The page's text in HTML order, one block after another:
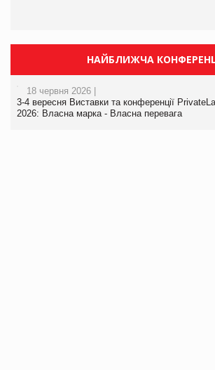
НАЙБЛИЖЧА
18 червня 2026 |
3-4 вересня Виставки та конференції
2026: Власна марка - Власна перевага